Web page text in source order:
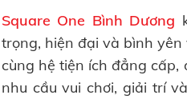
Square One Bình Dương
trọng, hiện đại và bình yên
cùng hệ tiện ích đẳng
nhu cầu vui chơi, giải trí